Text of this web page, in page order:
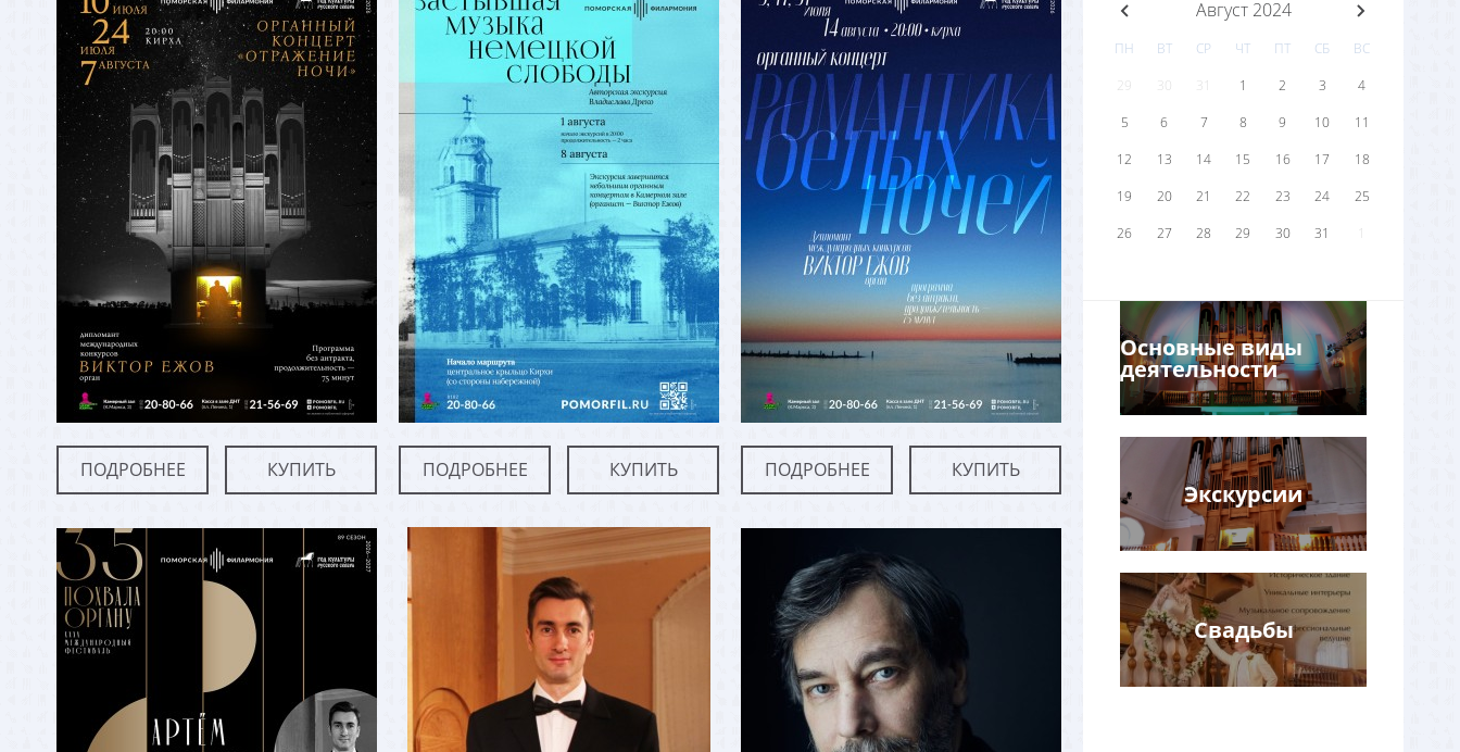
ПОДРОБНЕЕ КУПИТЬ ПОДРОБНЕЕ КУПИТЬ ПОДРОБНЕЕ КУПИТЬ
Август 2024
ПН ВТ СР ЧТ ПТ СБ
ВС
29
31 1 2 3
4
5
6 7 8 9 10
11
12
13 14 15 16 17
18
19
20 21 22 23 24
25
26
27 28 29 30 31 1
Основные виды
деятельности
Экскурсии
Свадьбы